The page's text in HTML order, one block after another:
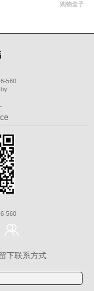
购物盒子
560
560
下联系方式